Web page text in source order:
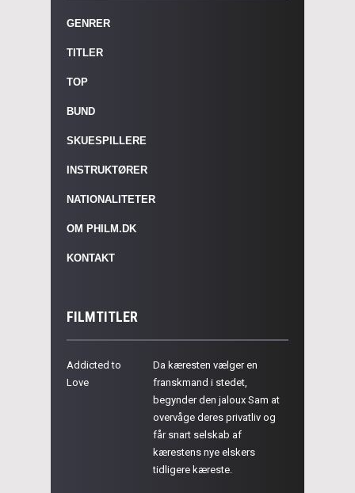
GENRER
TITLER
TOP
BUND
SKUESPILLERE
INSTRUKTØRER
NATIONALITETER
OM PHILM.DK
KONTAKT
FILMTITLER
Addicted to
Love
Da kæresten vælger en
franskmand i stedet,
begynder den jaloux Sam at
overvåge deres privatliv og
får snart selskab af
kærestens nye elskers
tidligere kæreste.